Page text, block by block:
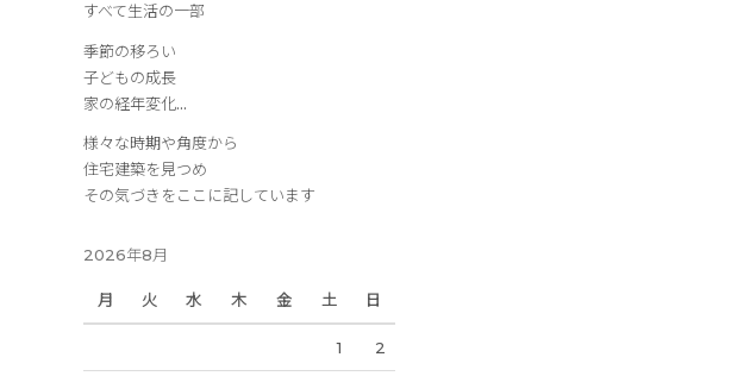
すべて生活の一部
季節の移ろい
子どもの成長
家の経年変化…
様々な時期や角度から
住宅建築を見つめ
その気づきをここに記しています
2026年8月
月 火 水 木 金 土 日
1 2